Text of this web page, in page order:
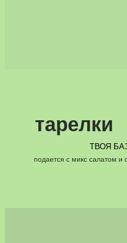
тарелки
ТВОЯ
подается с микс салатом и